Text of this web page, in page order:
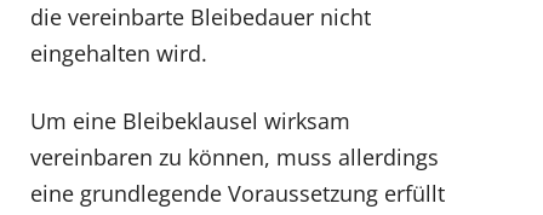
die vereinbarte Bleibedauer nicht
eingehalten wird.
Um eine Bleibeklausel wirksam
vereinbaren zu können, muss allerdings
eine grundlegende Voraussetzung erfüllt